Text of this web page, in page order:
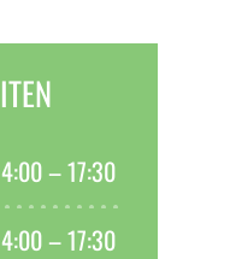
– 17:30
– 17:30